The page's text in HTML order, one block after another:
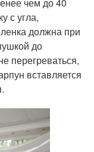
с угла,
должна при
до
перегреваться,
вставляется